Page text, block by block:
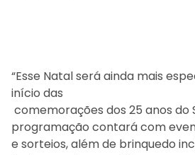
“Esse Natal será ainda mais
início das
comemorações dos 25 anos do
programação contará com
e sorteios, além de brinquedo